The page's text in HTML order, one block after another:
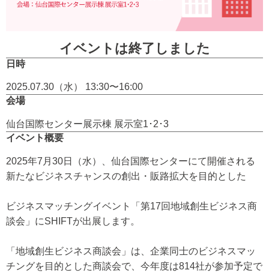
イベントは終了しました
日時
2025.07.30（水） 13:30〜16:00
会場
仙台国際センター展示棟 展示室1･2･3
イベント概要
2025年7月30日（水）、仙台国際センターにて開催される
新たなビジネスチャンスの創出・販路拡大を目的とした
ビジネスマッチングイベント「第17回地域創生ビジネス商
談会」にSHIFTが出展します。
「地域創生ビジネス商談会」は、企業同士のビジネスマッ
チングを目的とした商談会で、今年度は814社が参加予定で